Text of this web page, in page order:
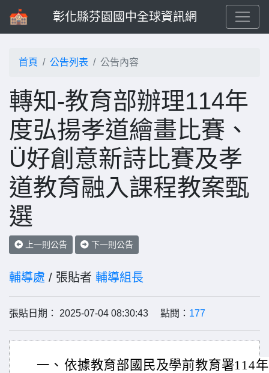
彰化縣芬園國中全球資訊網
首頁 公告列表 公告內容
轉知-教育部辦理114年
度弘揚孝道繪畫比賽、
Ü好創意新詩比賽及孝
道教育融入課程教案甄
選
上一則公告 下一則公告
輔導處 / 張貼者 輔導組長
張貼日期： 2025-07-04 08:30:43 點閱： 177
一、 依據教育部國民及學前教育署114